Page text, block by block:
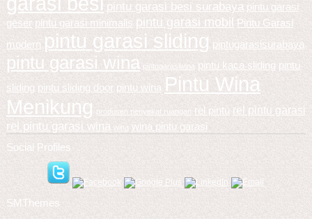
pintu garasi besi surabaya pintu garasi
geser pintu garasi minimalis pintu garasi mobil Pintu Garasi
modern pintu garasi sliding pintugarasisurabaya
pintu garasi wina pintugarasiwina pintu kaca sliding pintu
sliding pintu sliding door pintu wina Pintu Wina
Menikung produsen penyekat ruangan rel pintu rel pintu garasi
rel pintu garasi wina wina wina pintu garasi
Social Profiles
SMThemes